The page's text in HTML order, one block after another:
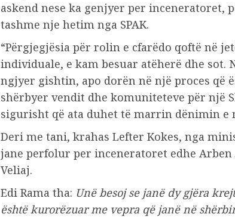
askend nese ka genjyer per inceneratoret,
tashme nje hetim nga SPAK.
“Përgjegjësia për rolin e cfarëdo qoftë në
individuale, e kam besuar atëherë dhe sot.
ngjyer gishtin, apo dorën në një proces që
shërbyer vendit dhe komuniteteve për një
sigurisht që ata duhet të marrin dënimin e
Deri me tani, krahas Lefter Kokes, nga
jane perfolur per inceneratoret edhe
Veliaj.
Edi Rama tha: Unë besoj se janë dy gjëra
është kurorëzuar me vepra që janë në